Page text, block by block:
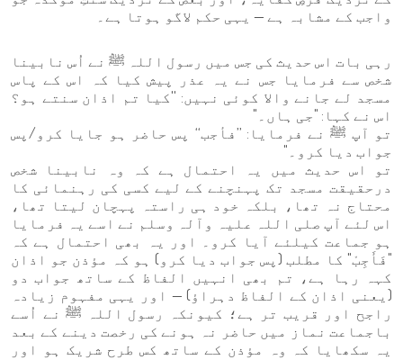
واجب کے مشابہ ہے — یہی حکم لاگو ہوتا ہے۔
رہی بات اس حدیث کی جس میں رسول اللہ ﷺ نے اُس نابینا
شخص سے فرمایا جس نے یہ عذر پیش کیا کہ اس کے پاس
مسجد لے جانے والا کوئی نہیں: ''کیا تم اذان سنتے ہو؟
اس نے کہا: "جی ہاں۔"
تو آپ ﷺ نے فرمایا: ’’فأجب‘‘ پس حاضر ہو جایا کرو/پس
جواب دیا کرو۔"
تو اس حدیث میں یہ احتمال ہے کہ وہ نابینا شخص
درحقیقت مسجد تک پہنچنے کے لیے کسی کی رہنمائی کا
محتاج نہ تھا، بلکہ خود ہی راستہ پہچان لیتا تھا،
اس لئے آپ صلی اللہ علیہ وآلہ وسلم نے اسے یہ فرمایا
ہو جماعت کیلئے آیا کرو۔ اور یہ بھی احتمال ہے کہ
"فَأَجِبْ" کا مطلب (پس جواب دیا کرو) ہو کہ مؤذن جو اذان
کہہ رہا ہے، تم بھی انہیں الفاظ کے ساتھ جواب دو
(یعنی اذان کے الفاظ دہراؤ) — اور یہی مفہوم زیادہ
راجح اور قریب تر ہے؛ کیونکہ رسول اللہ ﷺ نے اُسے
باجماعت نماز میں حاضر نہ ہونے کی رخصت دینے کے بعد
یہ سکھایا کہ وہ مؤذن کے ساتھ کس طرح شریک ہو اور